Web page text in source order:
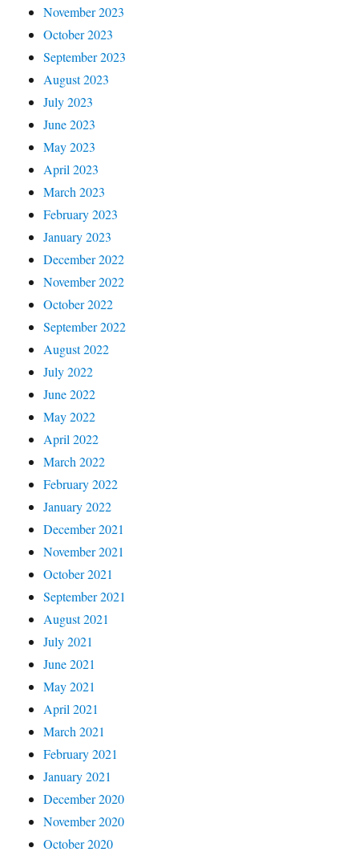
November 2023
October 2023
September 2023
August 2023
July 2023
June 2023
May 2023
April 2023
March 2023
February 2023
January 2023
December 2022
November 2022
October 2022
September 2022
August 2022
July 2022
June 2022
May 2022
April 2022
March 2022
February 2022
January 2022
December 2021
November 2021
October 2021
September 2021
August 2021
July 2021
June 2021
May 2021
April 2021
March 2021
February 2021
January 2021
December 2020
November 2020
October 2020